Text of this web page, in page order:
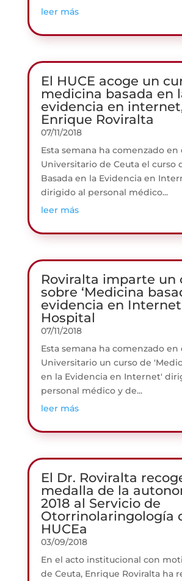
leer más
El HUCE acoge un
medicina basada en
evidencia en
Enrique Roviralta
07/11/2018
Esta semana ha comenzado en
Universitario de Ceuta el curso
Basada en la Evidencia en
dirigido al personal médico...
leer más
Roviralta imparte un
sobre ‘Medicina
evidencia en
Hospital
07/11/2018
Esta semana ha comenzado en
Universitario un curso de
en la Evidencia en Internet'
personal médico y de...
leer más
El Dr. Roviralta
medalla de la
2018 al Servicio de
Otorrinolaringología
HUCEa
03/09/2018
En el acto institucional con
de Ceuta, Enrique Roviralta ha